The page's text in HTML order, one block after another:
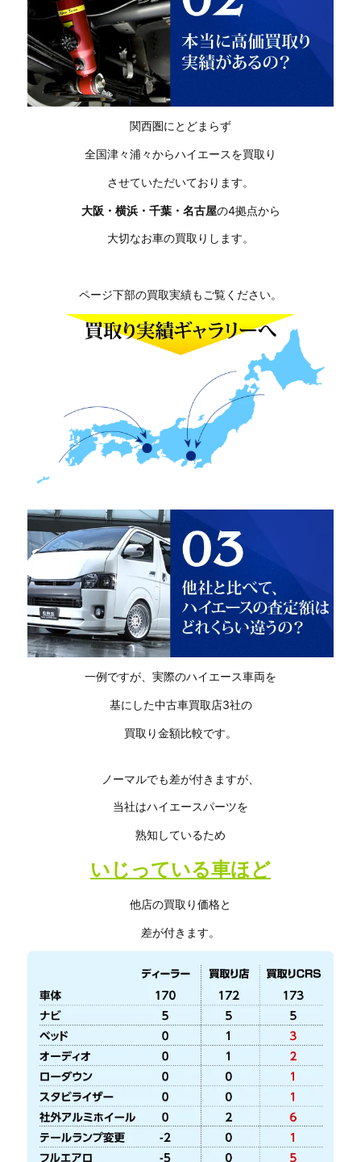
関西圏にとどまらず
全国津々浦々からハイエースを買取り
させていただいております。
大阪・横浜・千葉・名古屋の4拠点から
大切なお車の買取りします。
ページ下部の買取実績もご覧ください。
一例ですが、実際のハイエース車両を
基にした中古車買取店3社の
買取り金額比較です。
ノーマルでも差が付きますが、
当社はハイエースパーツを
熟知しているため
いじっている車ほど
他店の買取り価格と
差が付きます。